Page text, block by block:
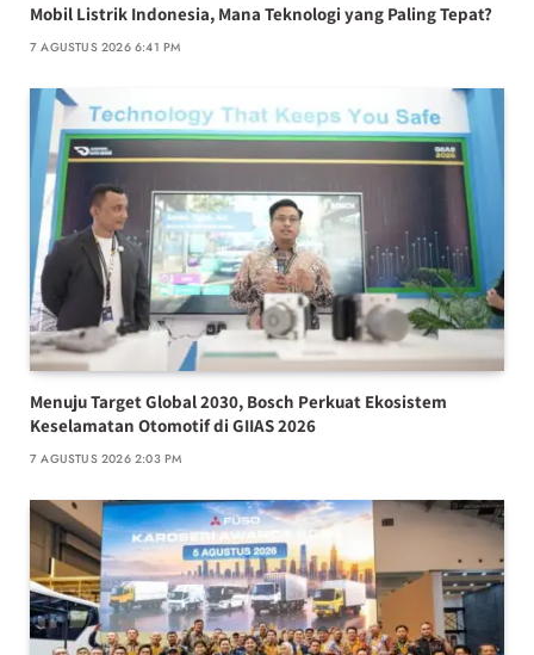
Mobil Listrik Indonesia, Mana Teknologi yang Paling Tepat?
7 AGUSTUS 2026 6:41 PM
Menuju Target Global 2030, Bosch Perkuat Ekosistem
Keselamatan Otomotif di GIIAS 2026
7 AGUSTUS 2026 2:03 PM